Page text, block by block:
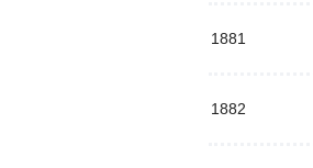
1881
1882